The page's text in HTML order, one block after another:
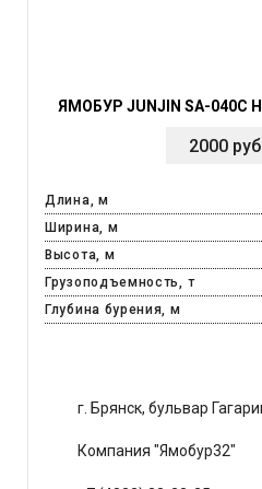
ЯМОБУР JUNJIN SA-
2000
Длина, м
Ширина, м
Высота, м
Грузоподъемность, т
Глубина бурения, м
г. Брянск, бульвар
Компания "Ямобур32"